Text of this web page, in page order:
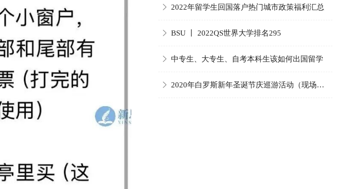
2022年留学生回国落户热门城市政策福利汇总
BSU 丨 2022QS世界大学排名295
中专生、大专生、自考本科生该如何出国留学
2020年白罗斯新年圣诞节庆巡游活动（现场照